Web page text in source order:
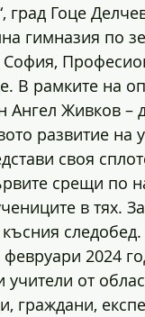
град Гоце
гимназия по
София,
В рамките на
Ангел Живков –
развитие
своя
срещи по
в тях.
следобед.
2024
учители от
граждани,